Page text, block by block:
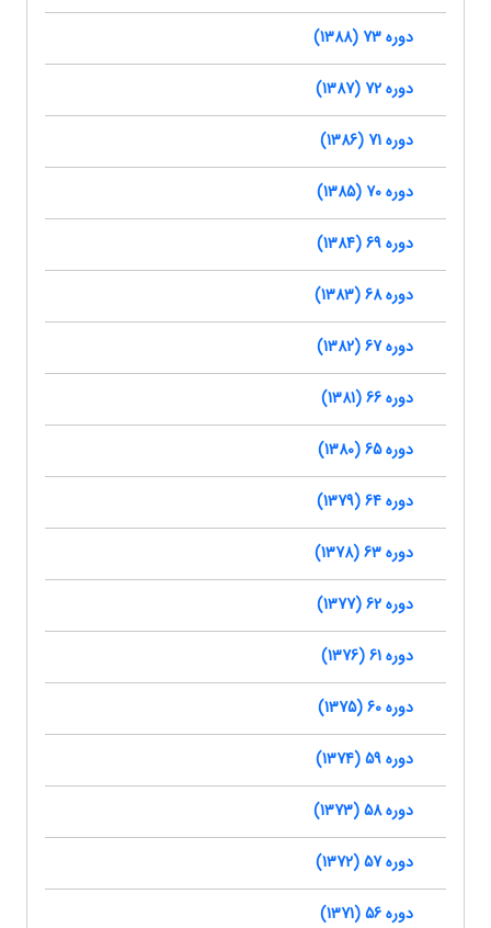
دوره 73 (1388)
دوره 72 (1387)
دوره 71 (1386)
دوره 70 (1385)
دوره 69 (1384)
دوره 68 (1383)
دوره 67 (1382)
دوره 66 (1381)
دوره 65 (1380)
دوره 64 (1379)
دوره 63 (1378)
دوره 62 (1377)
دوره 61 (1376)
دوره 60 (1375)
دوره 59 (1374)
دوره 58 (1373)
دوره 57 (1372)
دوره 56 (1371)